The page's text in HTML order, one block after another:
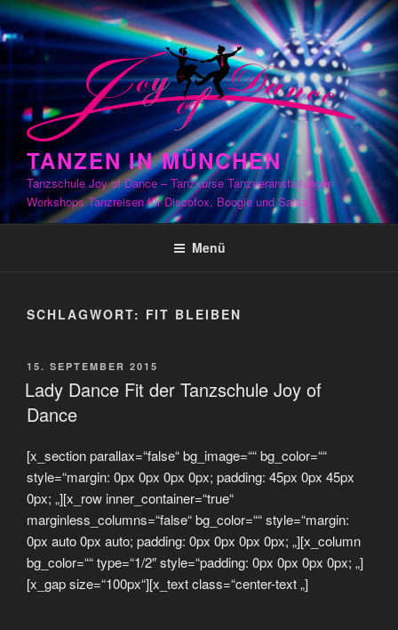
Zum
Inhalt
springen
TANZEN IN MÜNCHEN
Tanzschule Joy of Dance – Tanzkurse Tanzveranstaltungen
Workshops Tanzreisen für Discofox, Boogie und Salsa
Menü
SCHLAGWORT: FIT BLEIBEN
VERÖFFENTLICHT
AM
15. SEPTEMBER 2015
Lady Dance Fit der Tanzschule Joy of
Dance
[x_section parallax=“false“ bg_image=““ bg_color=““
style=“margin: 0px 0px 0px 0px; padding: 45px 0px 45px
0px; „][x_row inner_container=“true“
marginless_columns=“false“ bg_color=““ style=“margin:
0px auto 0px auto; padding: 0px 0px 0px 0px; „][x_column
bg_color=““ type=“1/2″ style=“padding: 0px 0px 0px 0px; „]
[x_gap size=“100px“][x_text class=“center-text „]